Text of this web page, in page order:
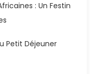
: Un Festin
Petit Déjeuner